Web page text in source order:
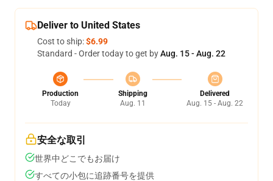
Deliver to United States
Cost to ship:$6.99
Standard - Order today to get byAug. 15 - Aug. 22
Production
Today
Shipping
Aug. 11
Delivered
Aug. 15 - Aug. 22
安全な取引
世界中どこでもお届け
すべての小包に追跡番号を提供